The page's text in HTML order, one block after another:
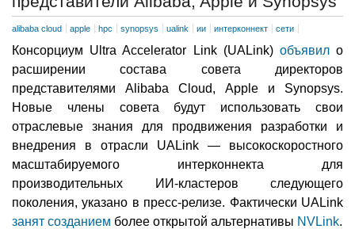
alibaba cloud apple hpc synopsys ualink ии интерконнект сети
Консорциум Ultra Accelerator Link (UALink) объявило
расширении состава совета директоров
представителями Alibaba Cloud, Apple и Synopsys.
Новые члены совета будут использовать свои
отраслевые знания для продвижения разработки и
внедрения в отрасли UALink — высокоскоростного
масштабируемого интерконнекта для
производительных ИИ-кластеров следующего
поколения, указано в пресс-релизе. Фактически UALink
занят созданием более открытой альтернативы NVLink.